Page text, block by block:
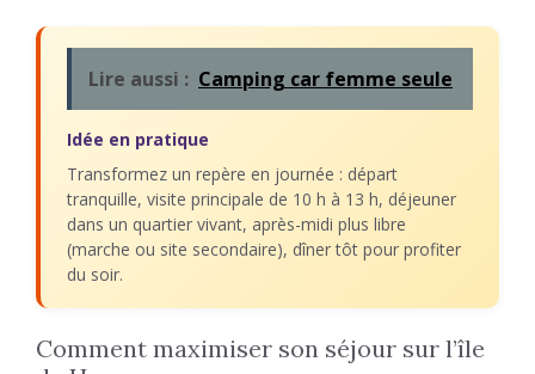
Lire aussi : Camping car femme seule
Idée en pratique
Transformez un repère en journée : départ
tranquille, visite principale de 10 h à 13 h, déjeuner
dans un quartier vivant, après-midi plus libre
(marche ou site secondaire), dîner tôt pour profiter
du soir.
Comment maximiser son séjour sur l’île